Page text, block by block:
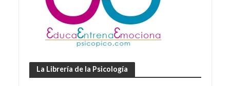
La Librería de la Psicología